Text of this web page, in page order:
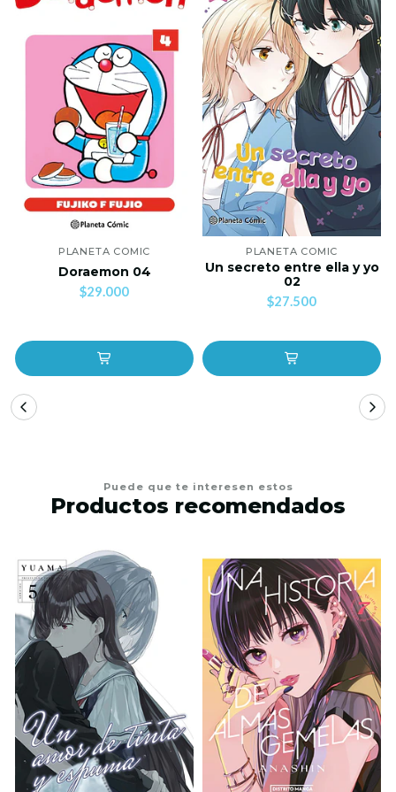
PLANETA COMIC
Doraemon 04
$29.000
PLANETA COMIC
Un secreto entre ella y yo
02
$27.500
Puede que te interesen estos
Productos recomendados